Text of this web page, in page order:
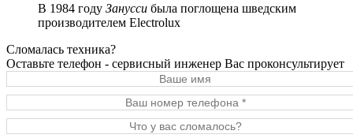
В 1984 году Занусси была поглощена шведским
производителем Electrolux
Сломалась техника?
Оставьте телефон - сервисный инженер Вас проконсультирует